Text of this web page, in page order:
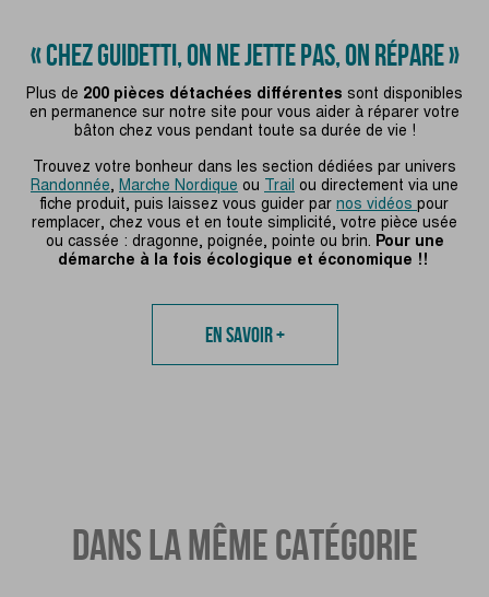
« CHEZ GUIDETTI, ON NE JETTE PAS, ON RÉPARE »
Plus de 200 pièces détachées différentes sont disponibles
en permanence sur notre site pour vous aider à réparer votre
bâton chez vous pendant toute sa durée de vie !
Trouvez votre bonheur dans les section dédiées par univers
Randonnée, Marche Nordique ou Trail ou directement via une
fiche produit, puis laissez vous guider par nos vidéos pour
remplacer, chez vous et en toute simplicité, votre pièce usée
ou cassée : dragonne, poignée, pointe ou brin. Pour une
démarche à la fois écologique et économique !!
En savoir +
DANS LA MÊME CATÉGORIE